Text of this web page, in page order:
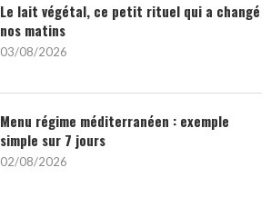
Le lait végétal, ce petit rituel qui a changé
nos matins
03/08/2026
Menu régime méditerranéen : exemple
simple sur 7 jours
02/08/2026